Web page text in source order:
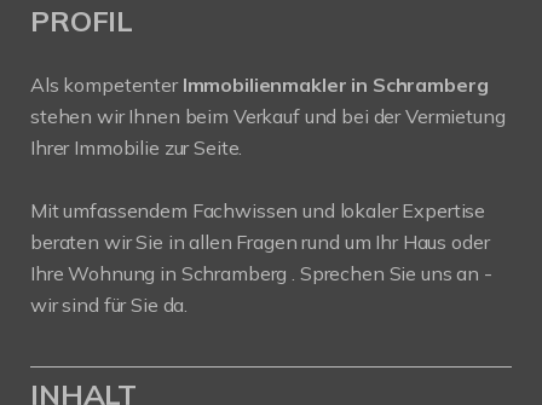
PROFIL
Als kompetenter Immobilienmakler in Schramberg
stehen wir Ihnen beim Verkauf und bei der Vermietung
Ihrer Immobilie zur Seite.
Mit umfassendem Fachwissen und lokaler Expertise
beraten wir Sie in allen Fragen rund um Ihr Haus oder
Ihre Wohnung in Schramberg . Sprechen Sie uns an -
wir sind für Sie da.
INHALT